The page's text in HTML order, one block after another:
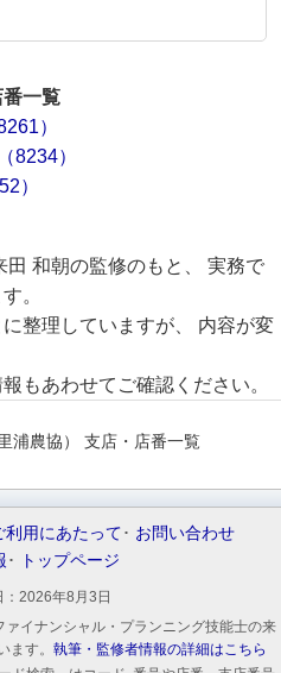
一覧
）
8234）
）
和朝の監修のもと、 実務で
。
整理していますが、 内容が変
もあわせてご確認ください。
浦農協） 支店・店番一覧
利用にあたって
お問い合わせ
トップページ
2026年8月3日
イナンシャル・プランニング技能士の来
ます。 執筆・監修者情報の詳細はこちら